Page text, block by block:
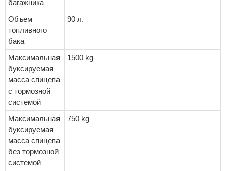
багажника
Объем
топливного
бака
90 л.
Максимальная
буксируемая
масса спицепа
с тормозной
системой
1500 kg
Максимальная
буксируемая
масса спицепа
без тормозной
системой
750 kg